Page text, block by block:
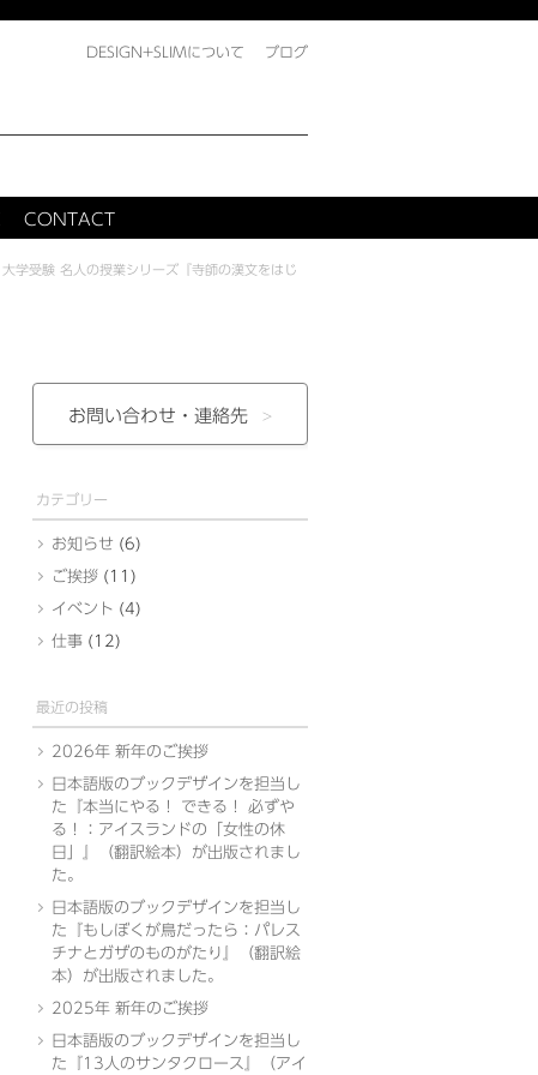
DESIGN+SLIMについて ブログ
CONTACT
大学受験 名人の授業シリーズ『寺師の漢文をはじ
お問い合わせ・ 連絡先
カテゴリー
お知らせ (6)
ご挨拶 (11)
イベント (4)
仕事 (12)
最近の投稿
2026年 新年のご挨拶
日本語版のブックデザインを担当し
た『本当にやる！ できる！ 必ずや
る！：アイスランドの「女性の休
日」』（翻訳絵本）が出版されまし
た。
日本語版のブックデザインを担当し
た『もしぼくが鳥だったら：パレス
チナとガザのものがたり』（翻訳絵
本）が出版されました。
2025年 新年のご挨拶
日本語版のブックデザインを担当し
た『13人のサンタクロース』（アイ